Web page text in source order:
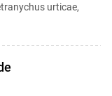
urticae,